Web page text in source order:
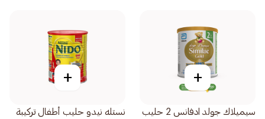
+
سيميلاك جولد ادفانس 2 حليب
+
نستله نيدو حليب أطفال تركيبة